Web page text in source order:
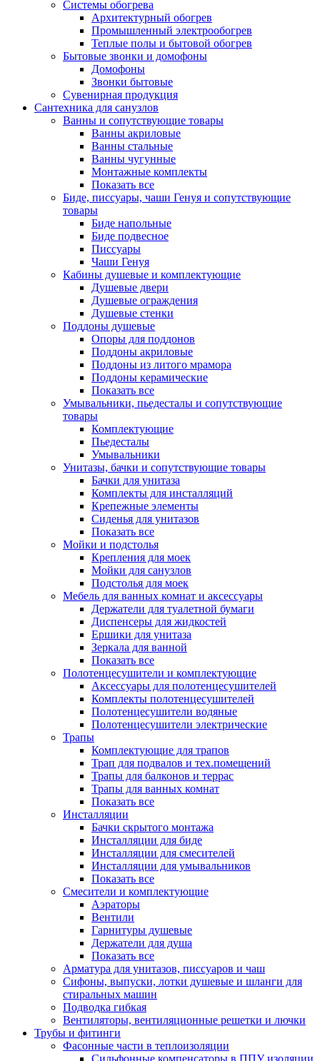
Системы обогрева
Архитектурный обогрев
Промышленный электрообогрев
Теплые полы и бытовой обогрев
Бытовые звонки и домофоны
Домофоны
Звонки бытовые
Сувенирная продукция
Сантехника для санузлов
Ванны и сопутствующие товары
Ванны акриловые
Ванны стальные
Ванны чугунные
Монтажные комплекты
Показать все
Биде, писсуары, чаши Генуя и сопутствующие
товары
Биде напольные
Биде подвесное
Писсуары
Чаши Генуя
Кабины душевые и комплектующие
Душевые двери
Душевые ограждения
Душевые стенки
Поддоны душевые
Опоры для поддонов
Поддоны акриловые
Поддоны из литого мрамора
Поддоны керамические
Показать все
Умывальники, пьедесталы и сопутствующие
товары
Комплектующие
Пьедесталы
Умывальники
Унитазы, бачки и сопутствующие товары
Бачки для унитаза
Комплекты для инсталляций
Крепежные элементы
Сиденья для унитазов
Показать все
Мойки и подстолья
Крепления для моек
Мойки для санузлов
Подстолья для моек
Мебель для ванных комнат и аксессуары
Держатели для туалетной бумаги
Диспенсеры для жидкостей
Ершики для унитаза
Зеркала для ванной
Показать все
Полотенцесушители и комплектующие
Аксессуары для полотенцесушителей
Комплекты полотенцесушителей
Полотенцесушители водяные
Полотенцесушители электрические
Трапы
Комплектующие для трапов
Трап для подвалов и тех.помещений
Трапы для балконов и террас
Трапы для ванных комнат
Показать все
Инсталляции
Бачки скрытого монтажа
Инсталляции для биде
Инсталляции для смесителей
Инсталляции для умывальников
Показать все
Смесители и комплектующие
Аэраторы
Вентили
Гарнитуры душевые
Держатели для душа
Показать все
Арматура для унитазов, писсуаров и чаш
Сифоны, выпуски, лотки душевые и шланги для
стиральных машин
Подводка гибкая
Вентиляторы, вентиляционные решетки и лючки
Трубы и фитинги
Фасонные части в теплоизоляции
Cильфонные компенсаторы в ППУ изоляции